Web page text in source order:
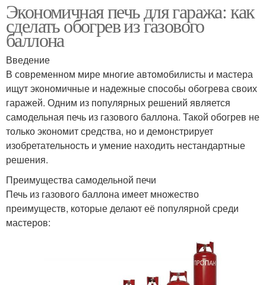
Экономичная печь для гаража: как
сделать обогрев из газового
баллона
Введение
В современном мире многие автомобилисты и мастера
ищут экономичные и надежные способы обогрева своих
гаражей. Одним из популярных решений является
самодельная печь из газового баллона. Такой обогрев не
только экономит средства, но и демонстрирует
изобретательность и умение находить нестандартные
решения.
Преимущества самодельной печи
Печь из газового баллона имеет множество
преимуществ, которые делают её популярной среди
мастеров: